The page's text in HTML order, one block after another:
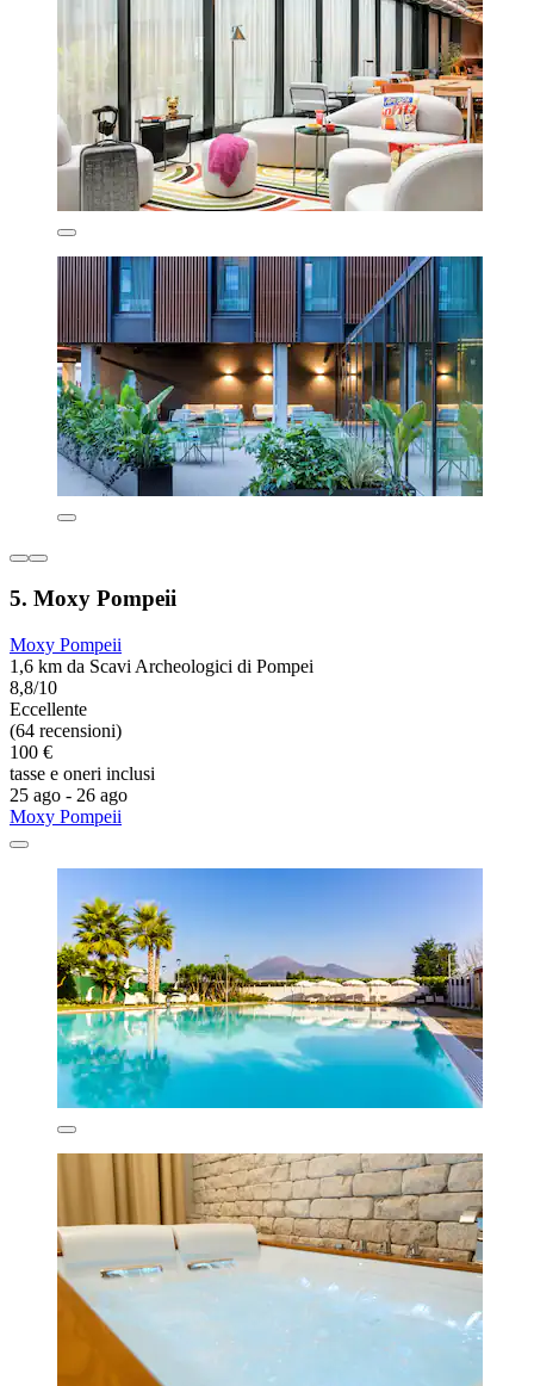
5. Moxy Pompeii
Moxy Pompeii
1,6 km da Scavi Archeologici di Pompei
8,8/10
Eccellente
(64 recensioni)
100 €
tasse e oneri inclusi
25 ago - 26 ago
Moxy Pompeii